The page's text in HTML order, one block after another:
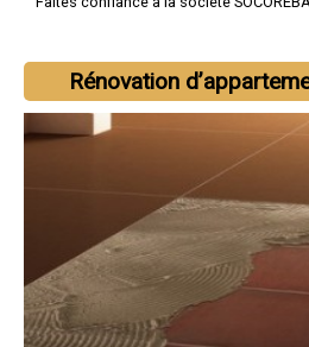
Rénovation